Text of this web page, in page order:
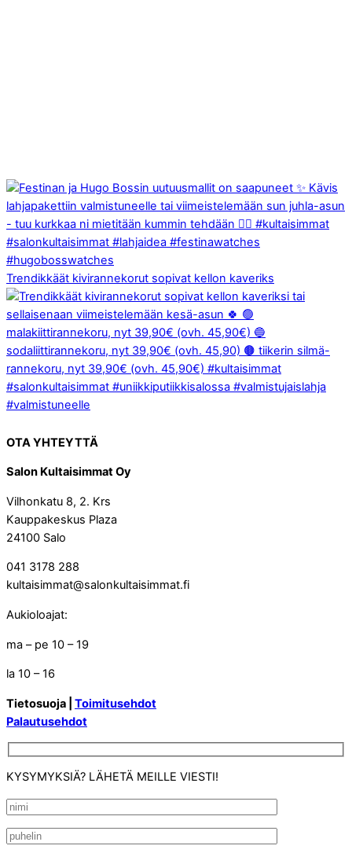
Trendikkäät kivirannekorut sopivat kellon kaveriks
OTA YHTEYTTÄ
Salon Kultaisimmat Oy
Vilhonkatu 8, 2. Krs
Kauppakeskus Plaza
24100 Salo
041 3178 288
kultaisimmat@salonkultaisimmat.fi
Aukioloajat:
ma – pe 10 – 19
la 10 – 16
Tietosuoja | Toimitusehdot
Palautusehdot
KYSYMYKSIÄ? LÄHETÄ MEILLE VIESTI!